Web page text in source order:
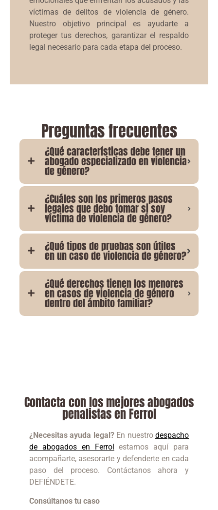
víctimas de delitos de violencia de género.
Nuestro objetivo principal es ayudarte a
proteger tus derechos, garantizar el respaldo
legal necesario para cada etapa del proceso.
Preguntas frecuentes
¿Qué características debe tener un
abogado especializado en violencia
de género?
¿Cuáles son los primeros pasos
legales que debo tomar si soy
víctima de violencia de género?
¿Qué tipos de pruebas son útiles
en un caso de violencia de género?
¿Qué derechos tienen los menores
en casos de violencia de género
dentro del ámbito familiar?
Contacta con los mejores abogados
penalistas en Ferrol
¿Necesitas ayuda legal?En nuestrodespacho
de abogados en Ferrol
estamos aquí para
acompañarte, asesorarte y defenderte en cada
paso del proceso. Contáctanos ahora y
DEFIÉNDETE.
Consúltanos tu caso